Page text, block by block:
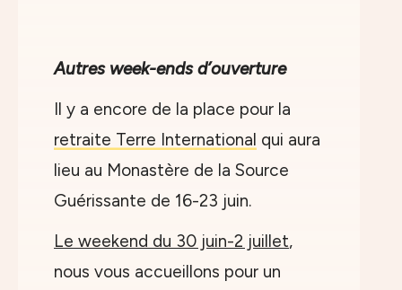
Autres week-ends d’ouverture
Il y a encore de la place pour la
retraite Terre International qui aura
lieu au Monastère de la Source
Guérissante de 16-23 juin.
Le weekend du 30 juin-2 juillet,
nous vous accueillons pour un